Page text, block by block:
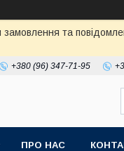
та
+380 (96) 347-71-95
ПРО НАС